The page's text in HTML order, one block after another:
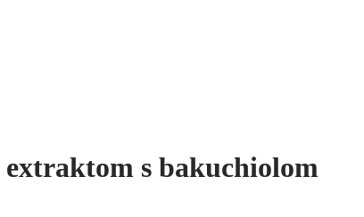
s bakuchiolom